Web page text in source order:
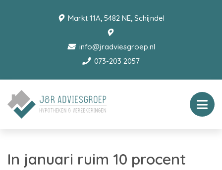
Markt 11A, 5482 NE, Schijndel
info@jradviesgroep.nl
073-203 2057
In januari ruim 10 procent